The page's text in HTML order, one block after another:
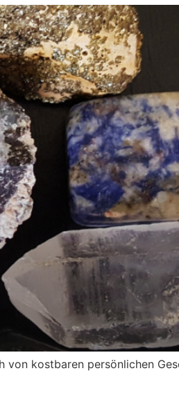
kostbaren persönlichen